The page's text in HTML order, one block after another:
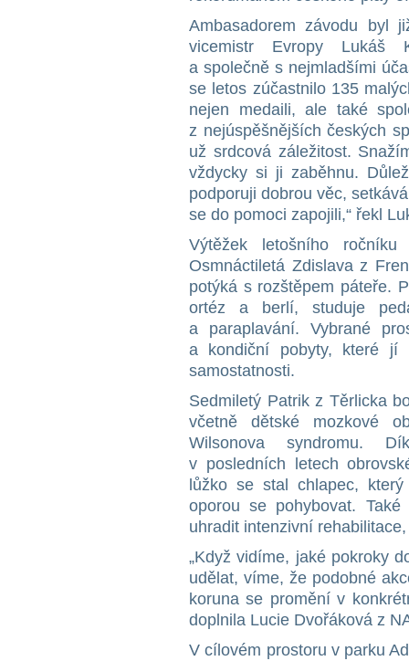
Ambasadorem závodu byl
vicemistr Evropy Lukáš
a společně s nejmladšími
se letos zúčastnilo 135
nejen medaili, ale také
z nejúspěšnějších českých
už srdcová záležitost.
vždycky si ji zaběhnu.
podporuji dobrou věc,
se do pomoci zapojili,“ řekl
Výtěžek letošního
Osmnáctiletá Zdislava z
potýká s rozštěpem páteře.
ortéz a berlí, studuje
a paraplavání. Vybrané
a kondiční pobyty, které jí
samostatnosti.
Sedmiletý Patrik z Těrlicka
včetně dětské mozkové
Wilsonova syndromu.
v posledních letech
lůžko se stal chlapec,
oporou se pohybovat.
uhradit intenzivní
„Když vidíme, jaké pokroky
udělat, víme, že podobné
koruna se promění v
doplnila Lucie Dvořáková z
V cílovém prostoru v parku